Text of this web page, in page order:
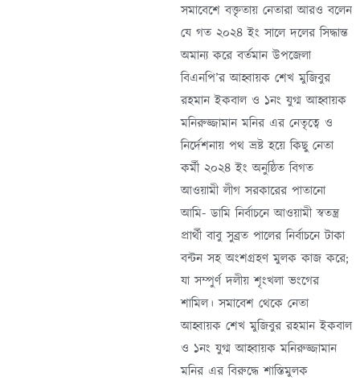
সমাবেশে বক্তৃতায় নেতারা আরও বলেন
যে গত ২০২৪ ইং সালে দলের সিদ্ধান্ত
অমান্য করে বর্তমান উপজেলা
বিএনপি’র আহ্বায়ক শেখ মুজিবুর
রহমান ইকবাল ও ১নং যুগ্ম আহ্বায়ক
মনিরুজ্জামান মনির এর নেতৃত্বে ও
নির্দেশনায় পথ ভ্রষ্ট হয়ে কিছু নেতা
কর্মী ২০২৪ ইং অনুষ্ঠিত বিগত
আওয়ামী লীগ সরকারের পাতানো
আমি- ডামি নির্বাচনে আওয়ামী স্বতন্ত্র
প্রার্থী বাবু সুব্রত পালের নির্বাচনে টাকা
বন্টন সহ অংশগ্রহণ মুলক কাজ করে;
যা সম্পুর্ণ দলীয় শৃংখলা ভংগের
শামিল। সমাবেশ থেকে নেতা
আহ্বায়ক শেখ মুজিবুর রহমান ইকবাল
ও ১নং যুগ্ম আহ্বায়ক মনিরুজ্জামান
মনির এর বিরুদ্ধে শাস্তিমুলক